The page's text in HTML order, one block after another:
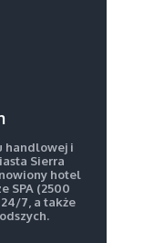
handlowej i
Sierra
hotel
SPA (2500
24/7, a także